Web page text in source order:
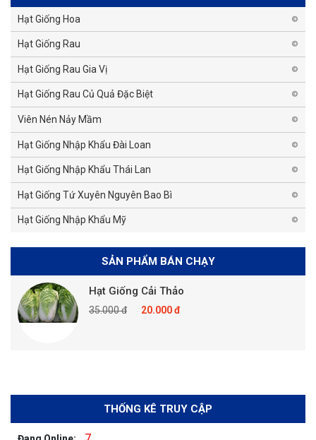
Hạt Giống Hoa
Hạt Giống Rau
Hạt Giống Rau Gia Vị
Hạt Giống Rau Củ Quả Đặc Biệt
Viên Nén Nảy Mầm
Hạt Giống Nhập Khẩu Đài Loan
Hạt Giống Nhập Khẩu Thái Lan
Hạt Giống Tứ Xuyên Nguyên Bao Bì
Hạt Giống Nhập Khẩu Mỹ
SẢN PHẨM BÁN CHẠY
Hạt Giống Cải Thảo
35.000 đ 20.000 đ
THỐNG KÊ TRUY CẬP